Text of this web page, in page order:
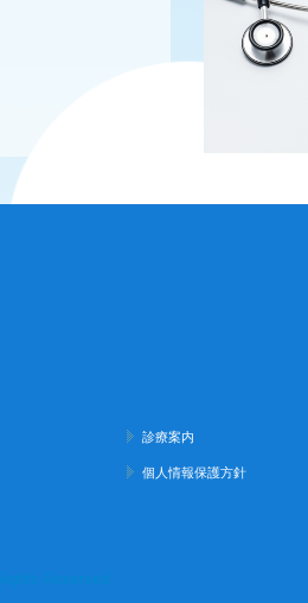
診療案内
個人情報保護方針